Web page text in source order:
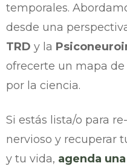
temporales.
desde una
TRD y la
ofrecerte un mapa
por la ciencia.
Si estás lista/o para
nervioso y recuperar
y tu vida, agenda